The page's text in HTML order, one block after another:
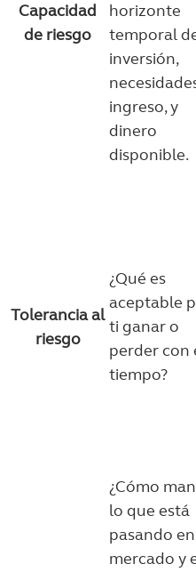
Capacidad
de riesgo
horizonte
temporal
inversión,
ingreso, y
dinero
disponible.
Tolerancia al
riesgo
¿Qué es
aceptable
ti ganar o
perder con
tiempo?
¿Cómo
lo que está
pasando
mercado y